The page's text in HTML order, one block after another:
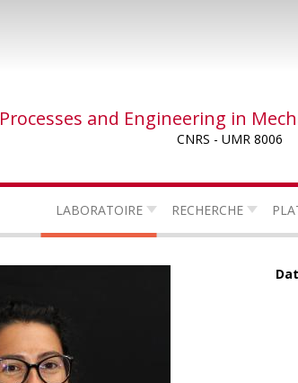
Processes and Engineering in
CNRS - UMR 8006
LABORATOIRE RECHERCHE